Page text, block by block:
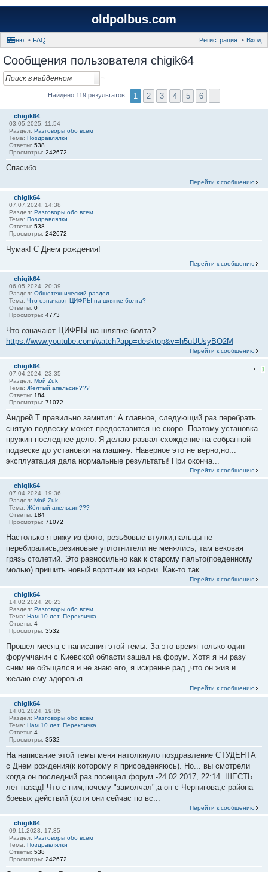
oldpolbus.com
Меню FAQ Вход
Регистрация
Сообщения пользователя chigik64
Найдено 119 результатов 1 2 3 4 5 6
chigik64
03.05.2025, 11:54
Раздел: Разговоры обо всем
Тема: Поздравлялки
Ответы: 538
Просмотры: 242672
Спасибо.
Перейти к сообщению
chigik64
07.07.2024, 14:38
Раздел: Разговоры обо всем
Тема: Поздравлялки
Ответы: 538
Просмотры: 242672
Чумак! С Днем рождения!
Перейти к сообщению
chigik64
06.05.2024, 20:39
Раздел: Общетехнический раздел
Тема: Что означают ЦИФРЫ на шляпке болта?
Ответы: 0
Просмотры: 4773
Что означают ЦИФРЫ на шляпке болта?
https://www.youtube.com/watch?app=desktop&v=h5uUUsyBO2M
Перейти к сообщению
chigik64
07.04.2024, 23:35
Раздел: Мой Zuk
Тема: Жёлтый апельсин???
Ответы: 184
Просмотры: 71072
1
Андрей Т правильно замнтил: А главное, следующий раз перебрать
снятую подвеску может предоставится не скоро. Поэтому установка
пружин-последнее дело. Я делаю развал-схождение на собранной
подвеске до установки на машину. Наверное это не верно,но...
эксплуатация дала нормальные результаты! При оконча...
Перейти к сообщению
chigik64
07.04.2024, 19:36
Раздел: Мой Zuk
Тема: Жёлтый апельсин???
Ответы: 184
Просмотры: 71072
Настолько я вижу из фото, резьбовые втулки,пальцы не
перебирались,резиновые уплотнители не менялись, там вековая
грязь столетий. Это равносильно как к старому пальто(поеденному
молью) пришить новый воротник из норки. Как-то так.
Перейти к сообщению
chigik64
14.02.2024, 20:23
Раздел: Разговоры обо всем
Тема: Нам 10 лет. Перекличка.
Ответы: 4
Просмотры: 3532
Прошел месяц с написания этой темы. За это время только один
форумчанин с Киевской области зашел на форум. Хотя я ни разу
сним не объщался и не знаю его, я искренне рад ,что он жив и
желаю ему здоровья.
Перейти к сообщению
chigik64
14.01.2024, 19:05
Раздел: Разговоры обо всем
Тема: Нам 10 лет. Перекличка.
Ответы: 4
Просмотры: 3532
На написание этой темы меня натолкнуло поздравление СТУДЕНТА
с Днем рождения(к которому я присоеденяюсь). Но... вы смотрели
когда он последний раз посещал форум -24.02.2017, 22:14. ШЕСТЬ
лет назад! Что с ним,почему "замолчал",а он с Чернигова,с района
боевых действий (хотя они сейчас по вс...
Перейти к сообщению
chigik64
09.11.2023, 17:35
Раздел: Разговоры обо всем
Тема: Поздравлялки
Ответы: 538
Просмотры: 242672